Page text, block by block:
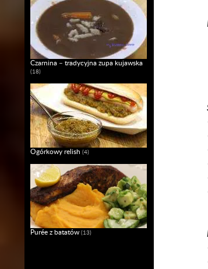
Czarnina – tradycyjna zupa kujawska
(18)
Ogórkowy relish (4)
Purée z batatów (13)